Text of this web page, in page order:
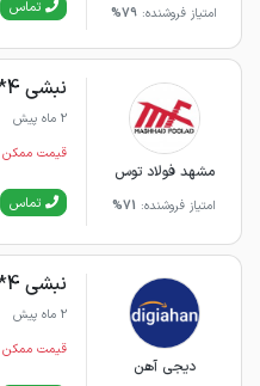
امتیاز فروشنده: 79% تماس
مشهد فولاد توس
امتیاز فروشنده: 71%
نبشی 4*40*40 شکفته مشهد 6 متری
2 ماه پیش
قیمت ممکن
تماس
دیجی آهن
نبشی 4*40*40 شکفته مشهد 6 متری
2 ماه پیش
قیمت ممکن